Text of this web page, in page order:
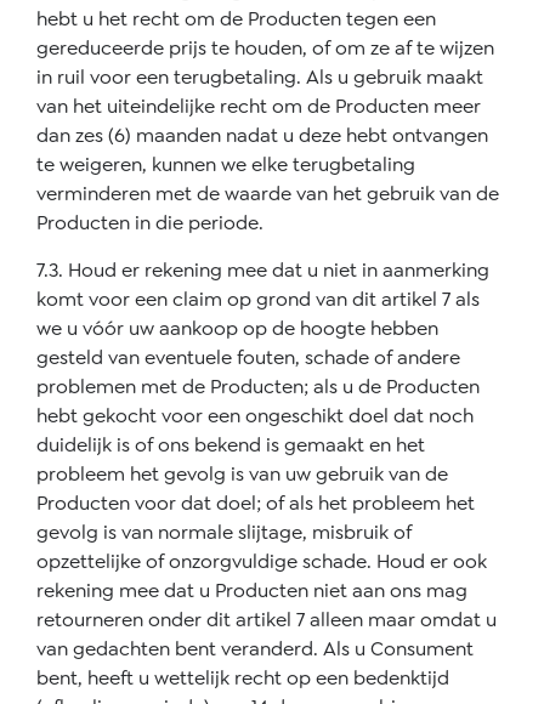
hebt u het recht om de Producten tegen een
gereduceerde prijs te houden, of om ze af te wijzen
in ruil voor een terugbetaling. Als u gebruik maakt
van het uiteindelijke recht om de Producten meer
dan zes (6) maanden nadat u deze hebt ontvangen
te weigeren, kunnen we elke terugbetaling
verminderen met de waarde van het gebruik van de
Producten in die periode.
7.3. Houd er rekening mee dat u niet in aanmerking
komt voor een claim op grond van dit artikel 7 als
we u vóór uw aankoop op de hoogte hebben
gesteld van eventuele fouten, schade of andere
problemen met de Producten; als u de Producten
hebt gekocht voor een ongeschikt doel dat noch
duidelijk is of ons bekend is gemaakt en het
probleem het gevolg is van uw gebruik van de
Producten voor dat doel; of als het probleem het
gevolg is van normale slijtage, misbruik of
opzettelijke of onzorgvuldige schade. Houd er ook
rekening mee dat u Producten niet aan ons mag
retourneren onder dit artikel 7 alleen maar omdat u
van gedachten bent veranderd. Als u Consument
bent, heeft u wettelijk recht op een bedenktijd